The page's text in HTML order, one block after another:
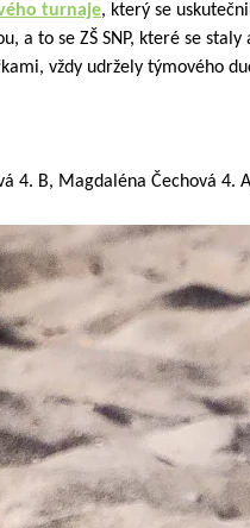
turnaje, který se
a to se ZŠ SNP, které se
vždy udržely týmového
4. B, Magdaléna Čechová